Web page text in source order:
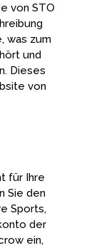
von STO
was zum
und
Dieses
von
für Ihre
Sie den
Sports,
der
ein,